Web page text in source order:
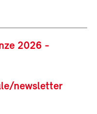
2026 -
newsletter